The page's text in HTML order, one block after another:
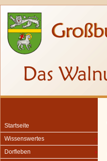
Startseite
Wissenswertes
Dorfleben